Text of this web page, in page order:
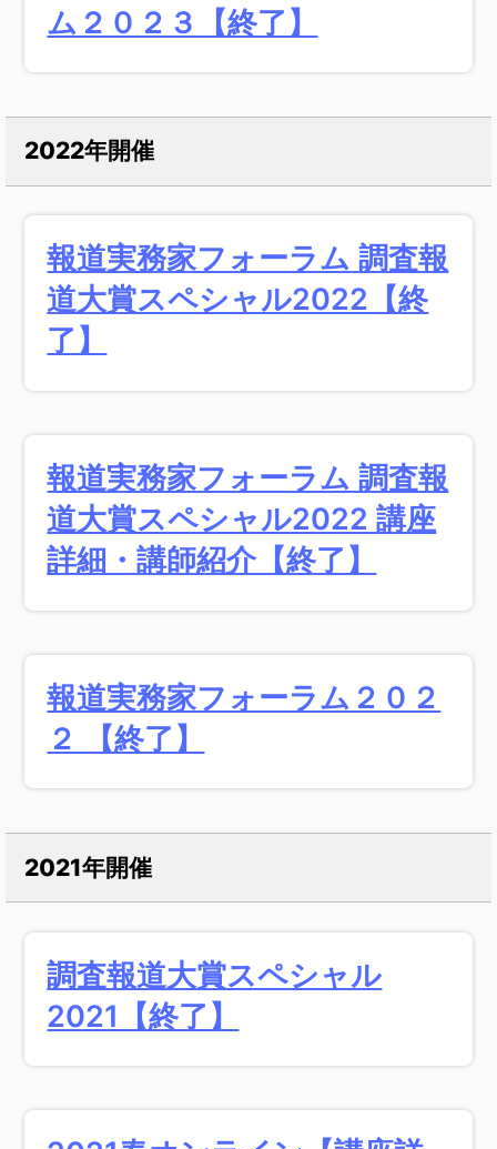
ム２０２３【終了】
2022年開催
報道実務家フォーラム 調査報
道大賞スペシャル2022【終
了】
報道実務家フォーラム 調査報
道大賞スペシャル2022 講座
詳細・講師紹介【終了】
報道実務家フォーラム２０２
２ 【終了】
2021年開催
調査報道大賞スペシャル
2021【終了】